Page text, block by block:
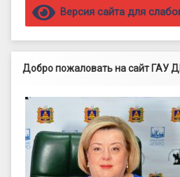
Версия сайта для
Добро пожаловать на сайт ГАУ